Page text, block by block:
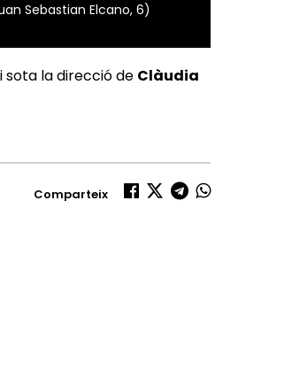
Sebastian Elcano, 6)
sota la direcció de Clàudia
Comparteix